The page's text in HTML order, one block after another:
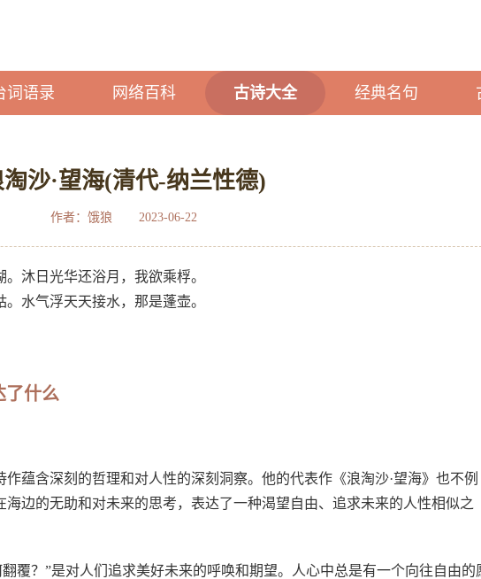
词语录 网络百科 古诗大全 经典名句
淘沙·望海(清代-纳兰性德)
作者：饿狼 2023-06-22
沐日光华还浴月，我欲乘桴。
水气浮天天接水，那是蓬壶。
了什么
蕴含深刻的哲理和对人性的深刻洞察。他的代表作《浪淘沙·望海》也不例
边的无助和对未来的思考，表达了一种渴望自由、追求未来的人性相似之
覆？”是对人们追求美好未来的呼唤和期望。人心中总是有一个向往自由的